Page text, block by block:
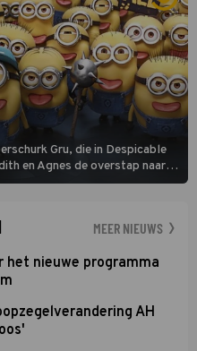
Gru, die in Despicable
en Agnes de overstap naar
pad weet te blijven.
MEER NIEUWS
het nieuwe programma
AH